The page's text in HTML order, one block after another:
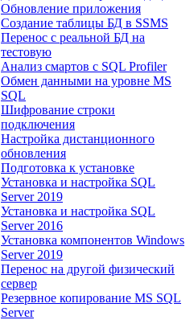
Обновление приложения
Создание таблицы БД в SSMS
Перенос с реальной БД на
тестовую
Анализ смартов с SQL Profiler
Обмен данными на уровне MS
SQL
Шифрование строки
подключения
Настройка дистанционного
обновления
Подготовка к установке
Установка и настройка SQL
Server 2019
Установка и настройка SQL
Server 2016
Установка компонентов Windows
Server 2019
Перенос на другой физический
сервер
Резервное копирование MS SQL
Server